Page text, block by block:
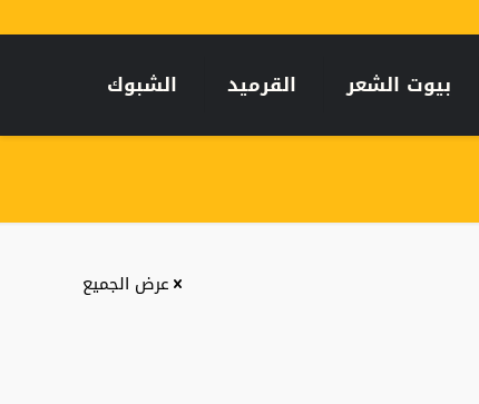
بيوت الشعر القرميد الشبوك
عرض الجميع